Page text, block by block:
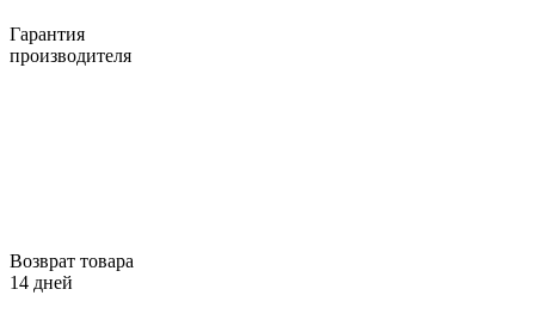
Гарантия
производителя
Возврат товара
14 дней